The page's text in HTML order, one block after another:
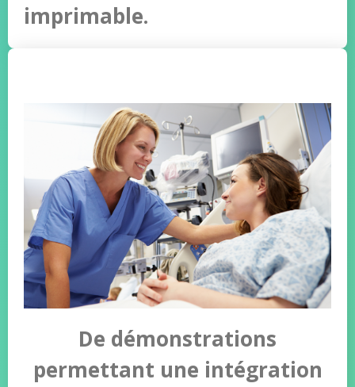
imprimable.
De démonstrations
permettant une intégration